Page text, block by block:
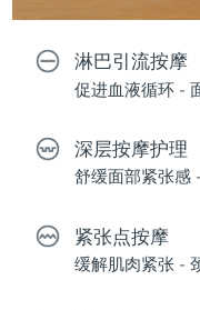
淋巴引流按摩
促进血液循环 -
深层按摩护理
舒缓面部紧张感
紧张点按摩
缓解肌肉紧张 -